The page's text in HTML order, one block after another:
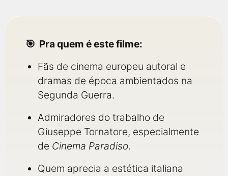
Pra quem é este filme:
Fãs de cinema europeu autoral e
dramas de época ambientados na
Segunda Guerra.
Admiradores do trabalho de
Giuseppe Tornatore, especialmente
de Cinema Paradiso.
Quem aprecia a estética italiana